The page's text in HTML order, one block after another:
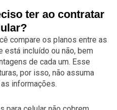
ter ao contratar
compare os planos entre as
está incluído ou não, bem
de cada um. Esse
por isso, não assuma
informações.